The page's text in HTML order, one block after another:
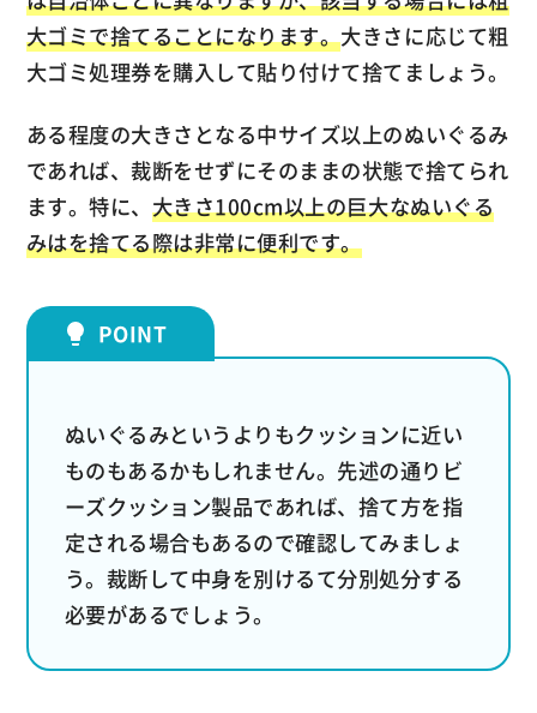
大ゴミで捨てることになります。大きさに応じて粗
大ゴミ処理券を購入して貼り付けて捨てましょう。
ある程度の大きさとなる中サイズ以上のぬいぐるみ
であれば、裁断をせずにそのままの状態で捨てられ
ます。特に、 大きさ100cm以上の巨大なぬいぐる
みはを捨てる際は非常に便利です。
ぬいぐるみというよりもクッションに近い
ものもあるかもしれません。先述の通りビ
ーズクッション製品であれば、捨て方を指
定される場合もあるので確認してみましょ
う。裁断して中身を別けるて分別処分する
必要があるでしょう。